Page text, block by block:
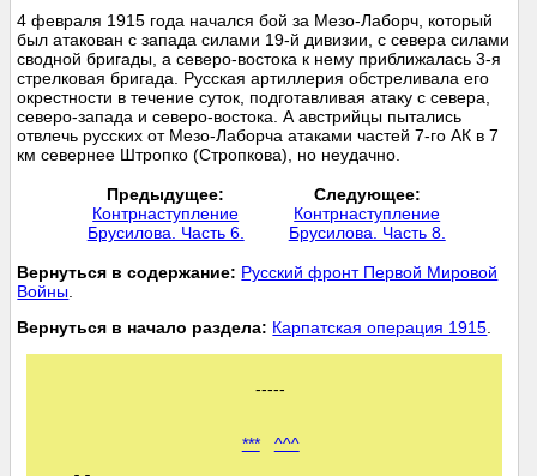
4 февраля 1915 года начался бой за Мезо-Лаборч, который
был атакован с запада силами 19-й дивизии, с севера силами
сводной бригады, а северо-востока к нему приближалась 3-я
стрелковая бригада. Русская артиллерия обстреливала его
окрестности в течение суток, подготавливая атаку с севера,
северо-запада и северо-востока. А австрийцы пытались
отвлечь русских от Мезо-Лаборча атаками частей 7-го АК в 7
км севернее Штропко (Стропкова), но неудачно.
Предыдущее:
Контрнаступление
Брусилова. Часть 6.
Следующее:
Контрнаступление
Брусилова. Часть 8.
Вернуться в содержание: Русский фронт Первой Мировой
Войны
Вернуться в начало раздела: Карпатская операция 1915
-----
*** ^^^